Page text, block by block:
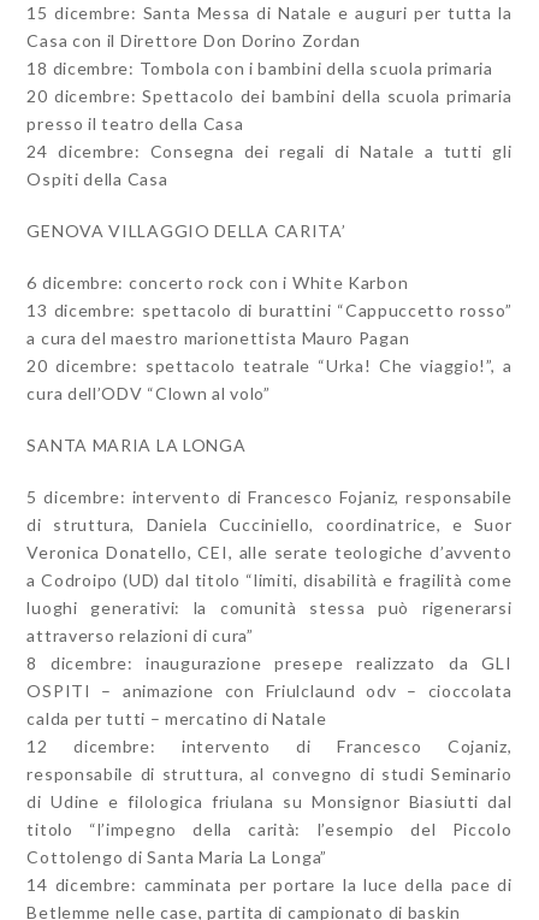
15 dicembre: Santa Messa di Natale e auguri per tutta la
Casa con il Direttore Don Dorino Zordan
18 dicembre: Tombola con i bambini della scuola primaria
20 dicembre: Spettacolo dei bambini della scuola primaria
presso il teatro della Casa
24 dicembre: Consegna dei regali di Natale a tutti gli
Ospiti della Casa
GENOVA VILLAGGIO DELLA CARITA’
6 dicembre: concerto rock con i White Karbon
13 dicembre: spettacolo di burattini “Cappuccetto rosso”
a cura del maestro marionettista Mauro Pagan
20 dicembre: spettacolo teatrale “Urka! Che viaggio!”, a
cura dell’ODV “Clown al volo”
SANTA MARIA LA LONGA
5 dicembre: intervento di Francesco Fojaniz, responsabile
di struttura, Daniela Cucciniello, coordinatrice, e Suor
Veronica Donatello, CEI, alle serate teologiche d’avvento
a Codroipo (UD) dal titolo “limiti, disabilità e fragilità come
luoghi generativi: la comunità stessa può rigenerarsi
attraverso relazioni di cura”
8 dicembre: inaugurazione presepe realizzato da GLI
OSPITI – animazione con Friulclaund odv – cioccolata
calda per tutti – mercatino di Natale
12 dicembre: intervento di Francesco Cojaniz,
responsabile di struttura, al convegno di studi Seminario
di Udine e filologica friulana su Monsignor Biasiutti dal
titolo “l’impegno della carità: l’esempio del Piccolo
Cottolengo di Santa Maria La Longa”
14 dicembre: camminata per portare la luce della pace di
Betlemme nelle case, partita di campionato di baskin